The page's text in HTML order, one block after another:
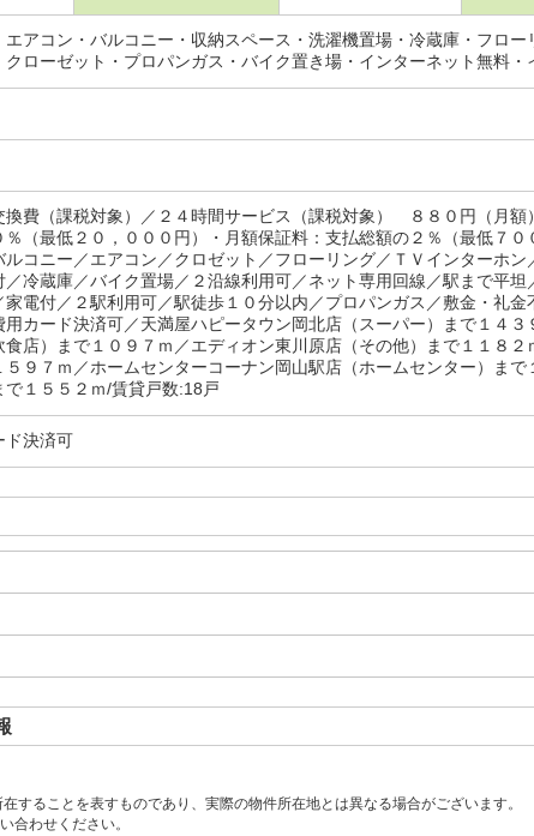
エアコン・バルコニー・収納スペース・洗濯機置場・冷蔵庫・フロ
クローゼット・プロパンガス・バイク置き場・インターネット無料
換費（課税対象）／２４時間サービス（課税対象） ８８０円（月額
％（最低２０，０００円）・月額保証料：支払総額の２％（最低７
ルコニー／エアコン／クロゼット／フローリング／ＴＶインターホ
／冷蔵庫／バイク置場／２沿線利用可／ネット専用回線／駅まで平
家電付／２駅利用可／駅徒歩１０分以内／プロパンガス／敷金・礼
用カード決済可／天満屋ハピータウン岡北店（スーパー）まで１４
食店）まで１０９７ｍ／エディオン東川原店（その他）まで１１８
５９７ｍ／ホームセンターコーナン岡山駅店（ホームセンター）ま
で１５５２ｍ/賃貸戸数:18戸
ド決済可
することを表すものであり、実際の物件所在地とは異なる場合がございます。
合わせください。